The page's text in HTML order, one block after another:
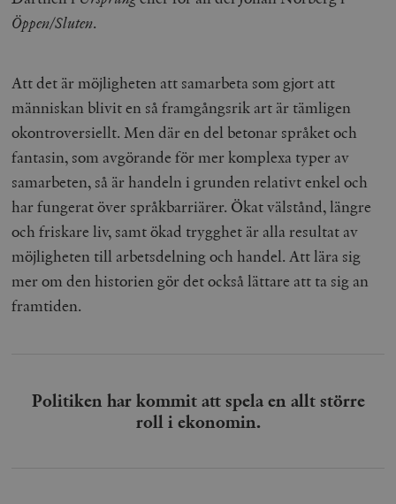
Öppen/Sluten.
Att det är möjligheten att samarbeta som gjort att
människan blivit en så framgångsrik art är tämligen
okontroversiellt. Men där en del betonar språket och
fantasin, som avgörande för mer komplexa typer av
samarbeten, så är handeln i grunden relativt enkel och
har fungerat över språkbarriärer. Ökat välstånd, längre
och friskare liv, samt ökad trygghet är alla resultat av
möjligheten till arbetsdelning och handel. Att lära sig
mer om den historien gör det också lättare att ta sig an
framtiden.
Politiken har kommit att spela en allt större
roll i ekonomin.